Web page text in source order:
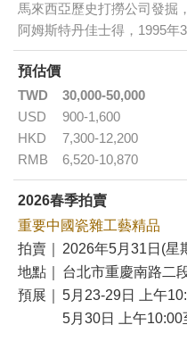
馬來西亞歷史打撈公司發掘
阿姆斯特丹佳士得，1995年
預估價
TWD
30,000-50,000
USD
900-1,600
HKD
7,300-12,200
RMB
6,520-10,870
2026春季拍賣
重要中國瓷雜工藝精品
拍賣｜
2026年5月31日(星
地點｜
台北市重慶南路二
預展｜
5月23-29日 上午
5月30日 上午10:00